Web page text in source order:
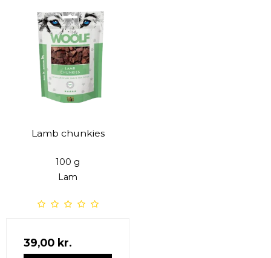
Lamb chunkies
100 g
Lam
39,00 kr.